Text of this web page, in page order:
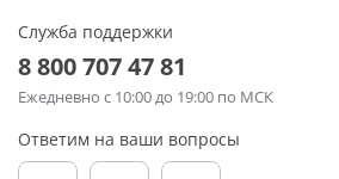
Служба поддержки
8 800 707 47 81
Ежедневно с 10:00 до 19:00 по МСК
Ответим на ваши вопросы